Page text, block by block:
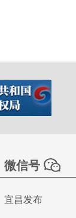
微信号
宜昌发布